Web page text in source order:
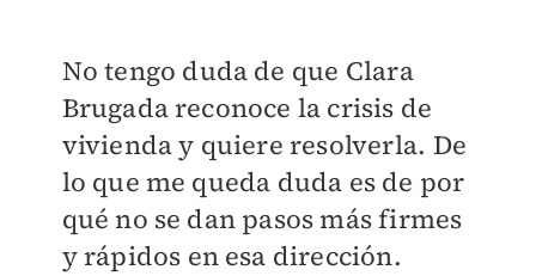
No tengo duda de que Clara
Brugada reconoce la crisis de
vivienda y quiere resolverla. De
lo que me queda duda es de por
qué no se dan pasos más firmes
y rápidos en esa dirección.